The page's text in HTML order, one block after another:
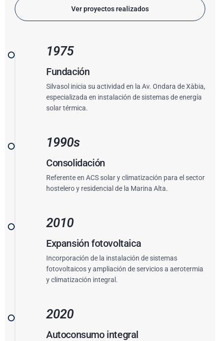
Ver proyectos realizados
1975
Fundación
Silvasol inicia su actividad en la Av. Ondara de Xàbia,
especializada en instalación de sistemas de energía
solar térmica.
1990s
Consolidación
Referente en ACS solar y climatización para el sector
hostelero y residencial de la Marina Alta.
2010
Expansión fotovoltaica
Incorporación de la instalación de sistemas
fotovoltaicos y ampliación de servicios a aerotermia
y climatización integral.
2020
Autoconsumo integral